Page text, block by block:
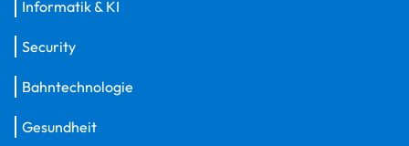
Informatik & KI
Security
Bahntechnologie
Gesundheit